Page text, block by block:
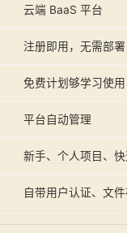
云端 BaaS 平台
注册即用，无需部署
免费计划够学习使用
平台自动管理
新手、个人项目、
自带用户认证、文